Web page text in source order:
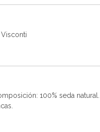
100% seda natural.